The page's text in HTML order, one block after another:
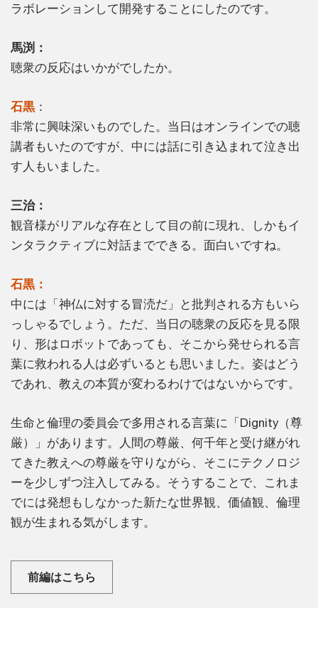
ラボレーションして開発することにしたのです。
馬渕：
聴衆の反応はいかがでしたか。
石黒 ：
非常に興味深いものでした。当日はオンラインでの聴
講者もいたのですが、中には話に引き込まれて泣き出
す人もいました。
三治：
観音様がリアルな存在として目の前に現れ、しかもイ
ンタラクティブに対話までできる。面白いですね。
石黒：
中には「神仏に対する冒涜だ」と批判される方もいら
っしゃるでしょう。ただ、当日の聴衆の反応を見る限
り、形はロボットであっても、そこから発せられる言
葉に救われる人は必ずいるとも思いました。姿はどう
であれ、教えの本質が変わるわけではないからです。
生命と倫理の委員会で多用される言葉に「Dignity（尊
厳）」があります。人間の尊厳、何千年と受け継がれ
てきた教えへの尊厳を守りながら、そこにテクノロジ
ーを少しずつ注入してみる。そうすることで、これま
でには発想もしなかった新たな世界観、価値観、倫理
観が生まれる気がします。
前編はこちら